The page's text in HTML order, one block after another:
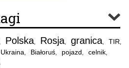
Polska, Rosja, granica, TIR,
Ukraina, Białoruś, pojazd, celnik,
,